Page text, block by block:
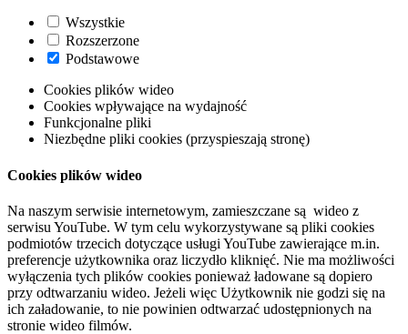
Wszystkie
Rozszerzone
Podstawowe
Cookies plików wideo
Cookies wpływające na wydajność
Funkcjonalne pliki
Niezbędne pliki cookies (przyspieszają stronę)
Cookies plików wideo
Na naszym serwisie internetowym, zamieszczane są wideo z
serwisu YouTube. W tym celu wykorzystywane są pliki cookies
podmiotów trzecich dotyczące usługi YouTube zawierające m.in.
preferencje użytkownika oraz liczydło kliknięć. Nie ma możliwości
wyłączenia tych plików cookies ponieważ ładowane są dopiero
przy odtwarzaniu wideo. Jeżeli więc Użytkownik nie godzi się na
ich załadowanie, to nie powinien odtwarzać udostępnionych na
stronie wideo filmów.